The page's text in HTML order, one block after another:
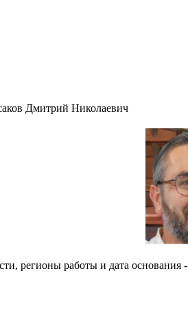
Дмитрий Николаевич
регионы работы и дата основания -